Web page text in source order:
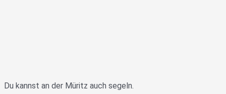
Du kannst an der Müritz auch segeln.